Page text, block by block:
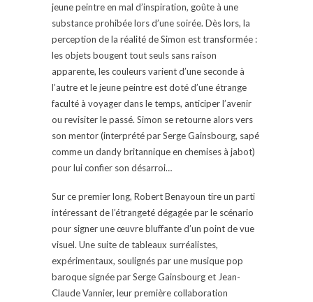
jeune peintre en mal d’inspiration, goûte à une
substance prohibée lors d’une soirée. Dès lors, la
perception de la réalité de Simon est transformée :
les objets bougent tout seuls sans raison
apparente, les couleurs varient d’une seconde à
l’autre et le jeune peintre est doté d’une étrange
faculté à voyager dans le temps, anticiper l’avenir
ou revisiter le passé. Simon se retourne alors vers
son mentor (interprété par Serge Gainsbourg, sapé
comme un dandy britannique en chemises à jabot)
pour lui confier son désarroi…
Sur ce premier long, Robert Benayoun tire un parti
intéressant de l’étrangeté dégagée par le scénario
pour signer une œuvre bluffante d’un point de vue
visuel. Une suite de tableaux surréalistes,
expérimentaux, soulignés par une musique pop
baroque signée par Serge Gainsbourg et Jean-
Claude Vannier, leur première collaboration